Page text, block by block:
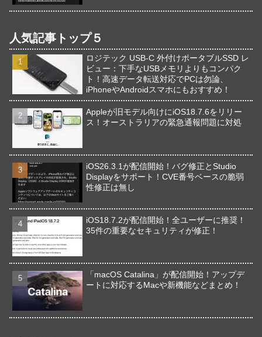
人気記事トップ５
ロジテック USB-C 外付けポータブルSSD レ
ビュー：下手なUSBメモリよりもコンパク
ト！高速データ転送対応でPCは勿論、
iPhoneやAndroidスマホにもおすすめ！
Appleが旧モデル向けにiOS18.7.6をリリー
ス！オーストラリアの緊急通報問題に対処
iOS26.3.1が配信開始！バグ修正とStudio
Displayをサポート！CVE番号ベースの脆弱
性修正は無し
iOS18.7.2が配信開始！全ユーザーに推奨！
35件の重要なセキュリティが修正！
「macOS Catalina」が配信開始！アップデ
ートに対応するMacや新機能などまとめ！